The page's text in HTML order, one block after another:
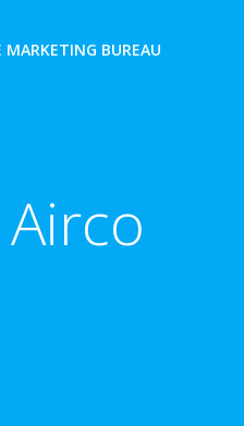
MARKETING BUREAU